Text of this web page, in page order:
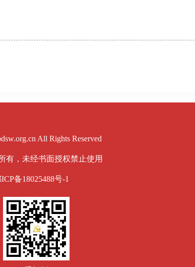
All Rights Reserved
有，未经书面授权禁止使用
备18025488号-1